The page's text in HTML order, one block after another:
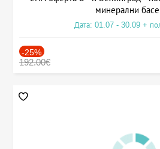
минерални
Дата: 01.07 - 30.09 +
-25%
192.00€